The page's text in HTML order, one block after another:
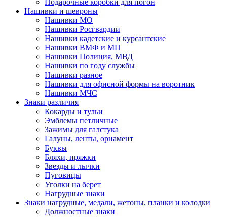
Подарочные коробки для погон
Нашивки и шевроны
Нашивки МО
Нашивки Росгвардии
Нашивки кадетские и курсантские
Нашивки ВМФ и МП
Нашивки Полиция, МВД
Нашивки по году службы
Нашивки разное
Нашивки для офисной формы на воротник
Нашивки МЧС
Знаки различия
Кокарды и тульи
Эмблемы петличные
Зажимы для галстука
Галуны, ленты, орнамент
Буквы
Бляхи, пряжки
Звезды и лычки
Пуговицы
Уголки на берет
Нагрудные знаки
Знаки нагрудные, медали, жетоны, планки и колодки
Должностные знаки